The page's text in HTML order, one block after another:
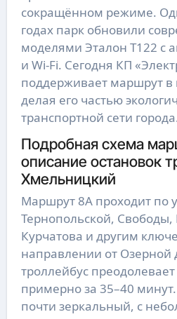
сокращённом режиме.
годах парк обновили
моделями Эталон Т122 с
и Wi-Fi. Сегодня КП
поддерживает маршрут
делая его частью
транспортной сети
Подробная схема
описание остановок
Хмельницкий
Маршрут 8А проходит по
Тернопольской,
Курчатова и другим
направлении от Озерной
троллейбус
примерно за 35–40
почти зеркальный, с